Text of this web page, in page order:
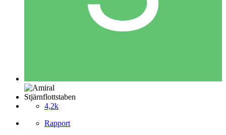
Stjärnflottstaben
4,2k
Rapport